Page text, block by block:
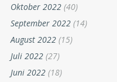
Oktober 2022 (40)
September 2022 (14)
August 2022 (15)
Juli 2022 (27)
Juni 2022 (18)